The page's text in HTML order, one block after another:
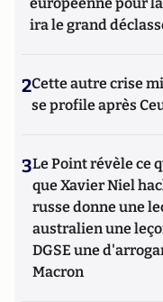
ira le grand
2Cette autre crise
se profile après
3Le Point révèle ce
que Xavier Niel
russe donne une
australien une
DGSE une
Macron